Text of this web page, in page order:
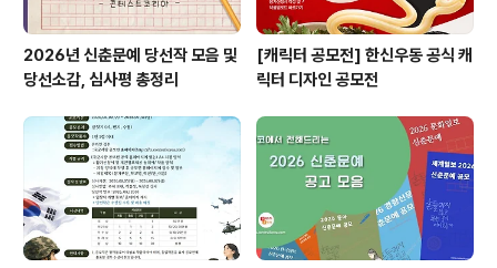
2026년 신춘문예 당선작 모음 및
당선소감, 심사평 총정리
[캐릭터 공모전] 한신우동 공식 캐
릭터 디자인 공모전